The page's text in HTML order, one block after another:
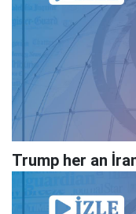
Trump her an